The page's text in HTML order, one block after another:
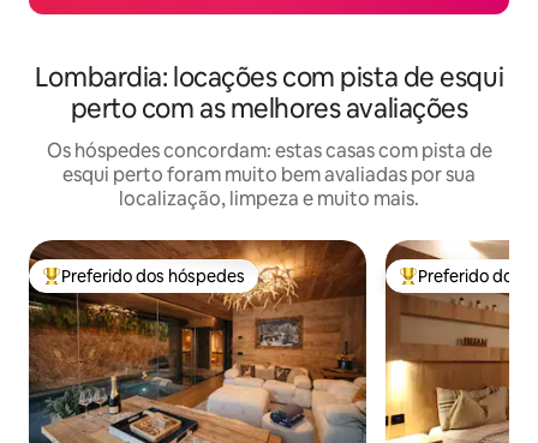
Lombardia: locações com pista de esqui
perto com as melhores avaliações
Os hóspedes concordam: estas casas com pista de
esqui perto foram muito bem avaliadas por sua
localização, limpeza e muito mais.
Entre os melhores preferidos dos hóspedes
Preferido dos hóspedes Entre os
Preferido dos